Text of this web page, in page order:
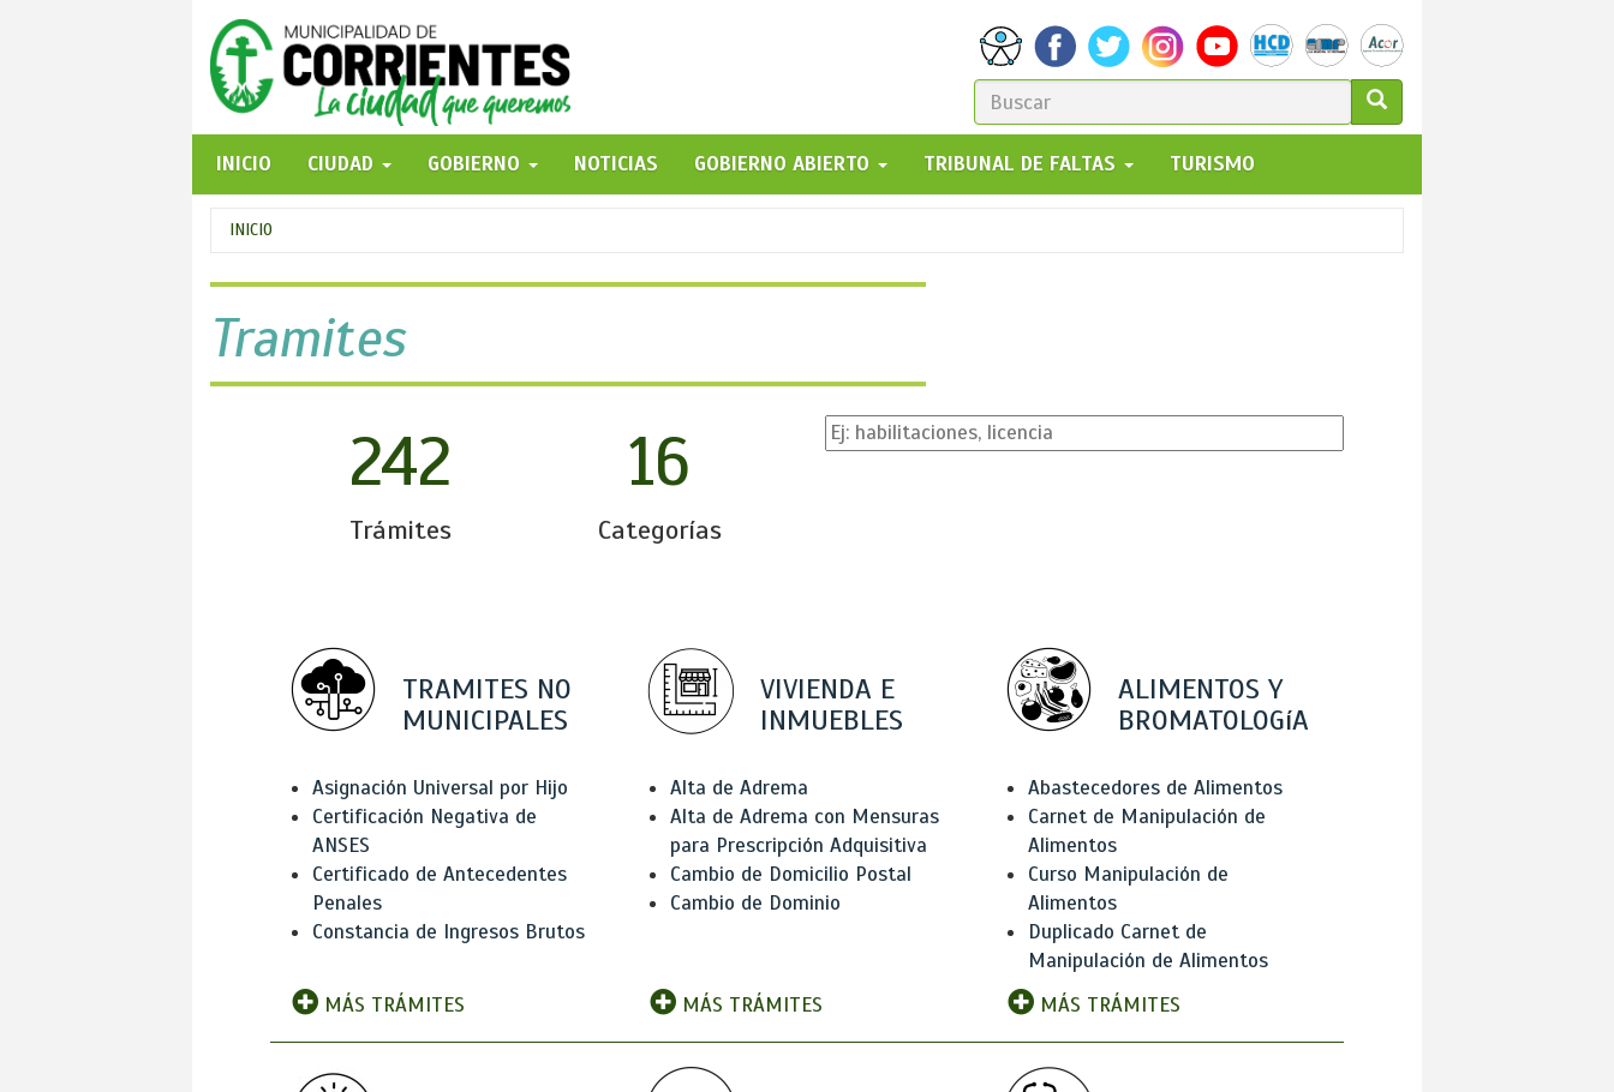
FORMULARIO
DE
BÚSQUEDA
GO!
INICIO
CIUDAD GOBIERNO NOTICIAS GOBIERNO ABIERTO TRIBUNAL DE FALTAS TURISMO
Se
encuentra
usted
aquí
INICIO
Tramites
242
Trámites
16
Categorías
TRAMITES NO
MUNICIPALES
Asignación Universal por Hijo
Certificación Negativa de
ANSES
Certificado de Antecedentes
Penales
Constancia de Ingresos Brutos
MÁS TRÁMITES
VIVIENDA E
INMUEBLES
Alta de Adrema
Alta de Adrema con Mensuras
para Prescripción Adquisitiva
Cambio de Domicilio Postal
Cambio de Dominio
MÁS TRÁMITES
ALIMENTOS Y
BROMATOLOGíA
Abastecedores de Alimentos
Carnet de Manipulación de
Alimentos
Curso Manipulación de
Alimentos
Duplicado Carnet de
Manipulación de Alimentos
MÁS TRÁMITES